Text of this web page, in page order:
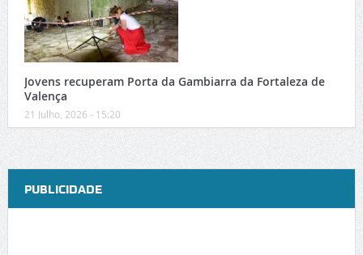
Jovens recuperam Porta da Gambiarra da Fortaleza de
Valença
21 Julho, 2026 - 15:20
PUBLICIDADE